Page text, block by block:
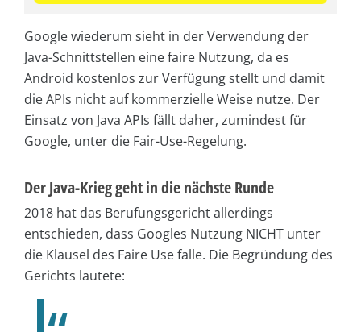
Google wiederum sieht in der Verwendung der
Java-Schnittstellen eine faire Nutzung, da es
Android kostenlos zur Verfügung stellt und damit
die APIs nicht auf kommerzielle Weise nutze. Der
Einsatz von Java APIs fällt daher, zumindest für
Google, unter die Fair-Use-Regelung.
Der Java-Krieg geht in die nächste Runde
2018 hat das Berufungsgericht allerdings
entschieden, dass Googles Nutzung NICHT unter
die Klausel des Faire Use falle. Die Begründung des
Gerichts lautete: